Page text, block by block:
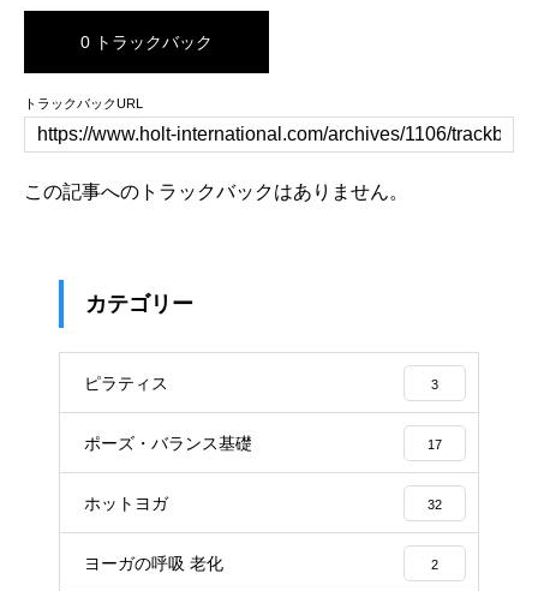
0 トラックバック
トラックバックURL
この記事へのトラックバックはありません。
カテゴリー
ピラティス 3
ポーズ・バランス基礎 17
ホットヨガ 32
ヨーガの呼吸 老化 2